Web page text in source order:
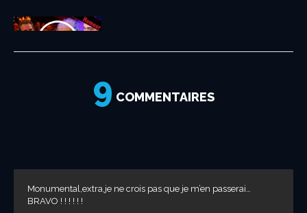
9 COMMENTAIRES
Monumental,extra,je ne crois pas que je m’en passerai…
BRAVO ! ! ! ! ! !